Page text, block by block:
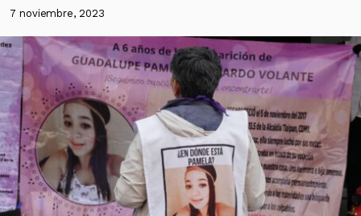
7 noviembre, 2023